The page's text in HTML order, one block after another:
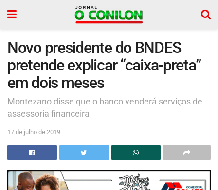
Novo presidente do BNDES
pretende explicar “caixa-preta”
em dois meses
Montezano disse que o banco venderá serviços de
assessoria financeira
17 de julho de 2019